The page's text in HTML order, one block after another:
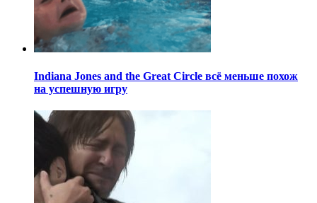
Indiana Jones and the Great Circle всё меньше похож
на успешную игру